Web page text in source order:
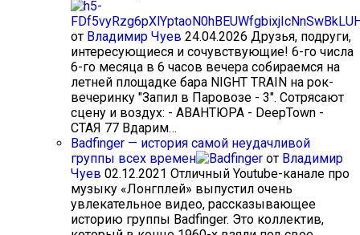
от Владимир Чуев 24.04.2026 Друзья, подруги,
интересующиеся и сочувствующие! 6-го числа
6-го месяца в 6 часов вечера собираемся на
летней площадке бара NIGHT TRAIN на рок-
вечеринку "Запил в Паровозе - 3". Сотрясают
сцену и воздух: - АВАНТЮРА - DeepTown -
СТАЯ 77 Вдарим…
Badfinger — история самой неудачливой
группы всех времен
от Владимир
Чуев 02.12.2021 Отличный Youtube-канале про
музыку «Лонгплей» выпустил очень
увлекательное видео, рассказывающее
историю группы Badfinger. Это коллектив,